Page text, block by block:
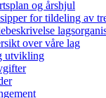
og årshjul
for tildeling av
over våre lag
utvikling